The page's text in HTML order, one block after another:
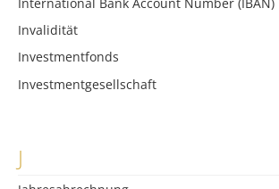
Invalidität
Investmentfonds
Investmentgesellschaft
J